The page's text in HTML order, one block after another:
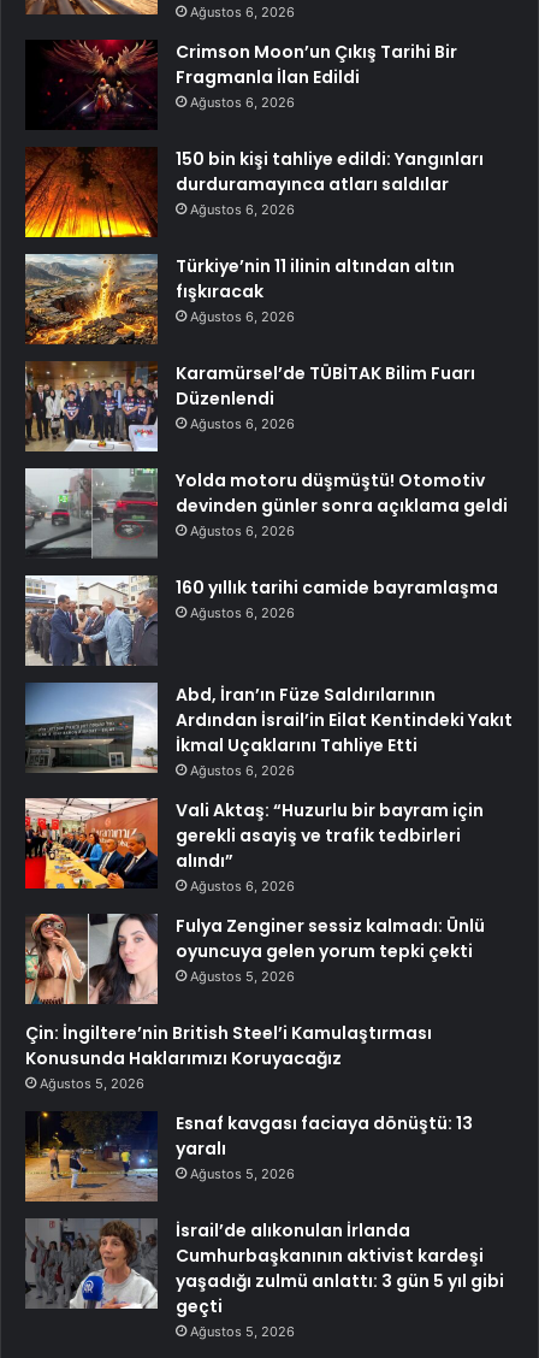
Ağustos 6, 2026
Crimson Moon’un Çıkış Tarihi Bir
Fragmanla İlan Edildi
Ağustos 6, 2026
150 bin kişi tahliye edildi: Yangınları
durduramayınca atları saldılar
Ağustos 6, 2026
Türkiye’nin 11 ilinin altından altın
fışkıracak
Ağustos 6, 2026
Karamürsel’de TÜBİTAK Bilim Fuarı
Düzenlendi
Ağustos 6, 2026
Yolda motoru düşmüştü! Otomotiv
devinden günler sonra açıklama geldi
Ağustos 6, 2026
160 yıllık tarihi camide bayramlaşma
Ağustos 6, 2026
Abd, İran’ın Füze Saldırılarının
Ardından İsrail’in Eilat Kentindeki Yakıt
İkmal Uçaklarını Tahliye Etti
Ağustos 6, 2026
Vali Aktaş: “Huzurlu bir bayram için
gerekli asayiş ve trafik tedbirleri
alındı”
Ağustos 6, 2026
Fulya Zenginer sessiz kalmadı: Ünlü
oyuncuya gelen yorum tepki çekti
Ağustos 5, 2026
Çin: İngiltere’nin British Steel’i Kamulaştırması
Konusunda Haklarımızı Koruyacağız
Ağustos 5, 2026
Esnaf kavgası faciaya dönüştü: 13
yaralı
Ağustos 5, 2026
İsrail’de alıkonulan İrlanda
Cumhurbaşkanının aktivist kardeşi
yaşadığı zulmü anlattı: 3 gün 5 yıl gibi
geçti
Ağustos 5, 2026